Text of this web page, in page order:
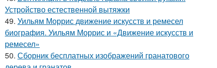
Устройство естественной вытяжки
49. Уильям Моррис движение искусств и ремесел
биография. Уильям Моррис и «Движение искусств и
ремесел»
50. Сборник бесплатных изображений гранатового